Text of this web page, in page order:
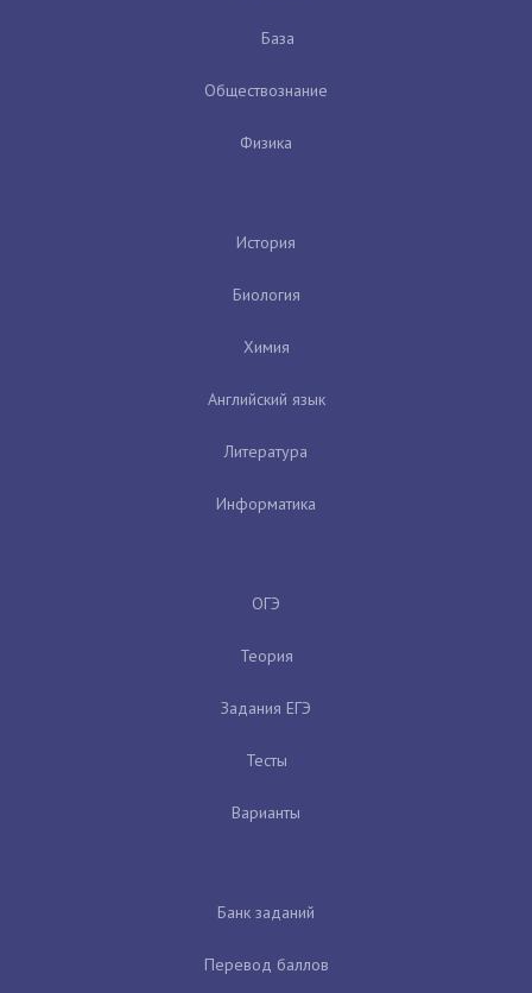
База
Обществознание
Физика
История
Биология
Химия
Английский язык
Литература
Информатика
ОГЭ
Теория
Задания ЕГЭ
Тесты
Варианты
Банк заданий
Перевод баллов